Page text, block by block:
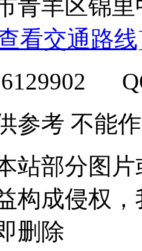
青羊区锦
看交通路
参考 不能
站部分图
构成侵权
删除